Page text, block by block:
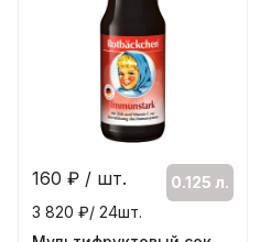
160 ₽ / шт.
0.125 л.
3 820 ₽/ 24шт.